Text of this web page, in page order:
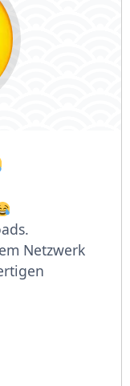
Netzwerk